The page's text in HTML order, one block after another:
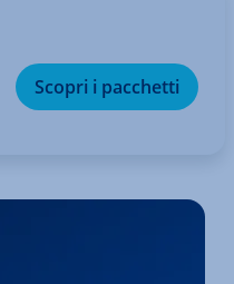
Scopri i pacchetti